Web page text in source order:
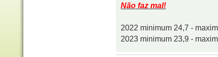
Não faz mal!
2022 minimum 24,7 -
2023 minimum 23,9 -